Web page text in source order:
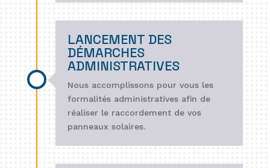
LANCEMENT DES
DÉMARCHES
ADMINISTRATIVES
Nous accomplissons pour vous les
formalités administratives afin de
réaliser le raccordement de vos
panneaux solaires.